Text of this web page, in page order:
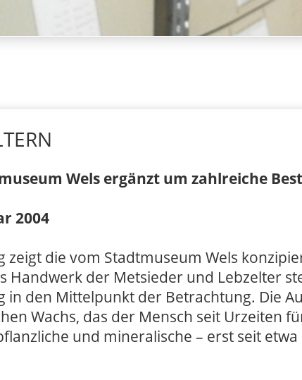
Wels ergänzt um zahlreiche
2004
die vom Stadtmuseum Wels
Handwerk der Metsieder und Lebzelter
den Mittelpunkt der Betrachtung. Die
Wachs, das der Mensch seit Urzeiten
und mineralische – erst seit